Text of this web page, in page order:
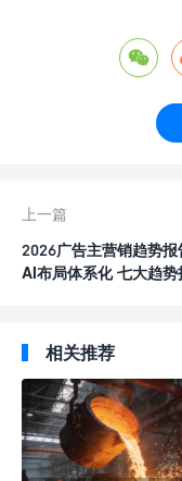

上一篇
2026广告主营销趋势报
AI布局体系化 七大趋势
相关推荐